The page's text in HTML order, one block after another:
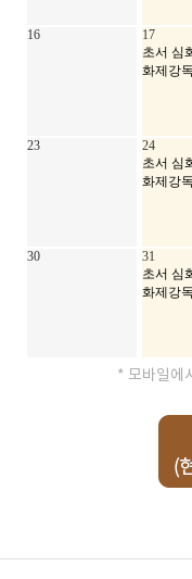
16
17
초서 심
화제강
23
24
초서 심
화제강
30
31
초서 심
화제강
* 모바일에